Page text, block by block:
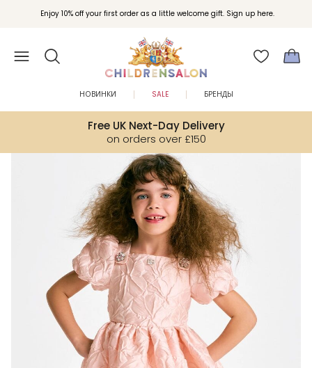
Enjoy 10% off your first order as a little welcome gift. Sign up here.
Вступайте в клуб Бонусы Childrensalon для эксклюзивных привилегий при
покупках.
Free UK Next-Day Delivery
on orders over £150
НОВИНКИ SALE БРЕНДЫ